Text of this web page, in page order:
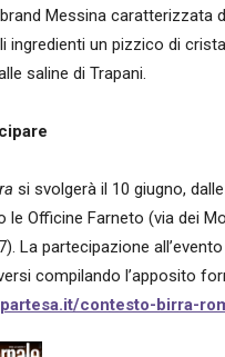
Messina caratterizzata
ingredienti un pizzico di
saline di Trapani.
si svolgerà il 10 giugno,
le Officine Farneto (via dei
La partecipazione
compilando l’apposito
contesto-birra-